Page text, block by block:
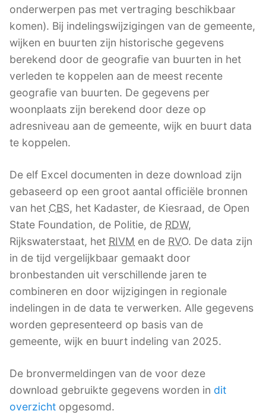
onderwerpen pas met vertraging beschikbaar
komen). Bij indelingswijzigingen van de gemeente,
wijken en buurten zijn historische gegevens
berekend door de geografie van buurten in het
verleden te koppelen aan de meest recente
geografie van buurten. De gegevens per
woonplaats zijn berekend door deze op
adresniveau aan de gemeente, wijk en buurt data
te koppelen.
De elf Excel documenten in deze download zijn
gebaseerd op een groot aantal officiële bronnen
van het CBS, het Kadaster, de Kiesraad, de Open
State Foundation, de Politie, de RDW,
Rijkswaterstaat, het RIVM en de RVO. De data zijn
in de tijd vergelijkbaar gemaakt door
bronbestanden uit verschillende jaren te
combineren en door wijzigingen in regionale
indelingen in de data te verwerken. Alle gegevens
worden gepresenteerd op basis van de
gemeente, wijk en buurt indeling van 2025.
De bronvermeldingen van de voor deze
download gebruikte gegevens worden in dit
overzicht opgesomd.